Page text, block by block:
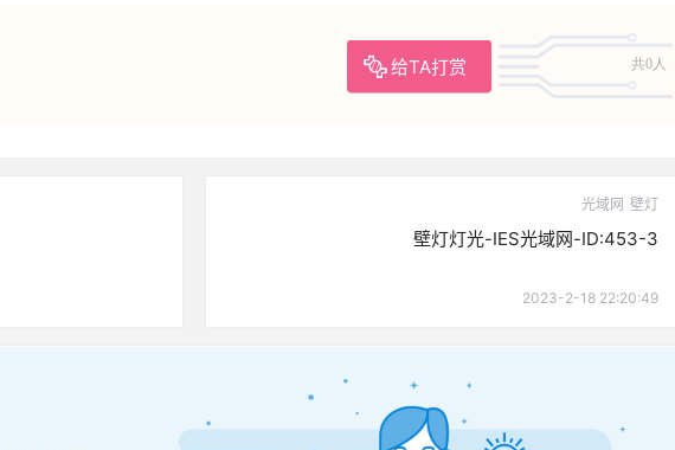
给TA打赏 共0人
光域网 壁灯
壁灯灯光-IES光域网-ID:453-3
2023-2-18 22:20:49